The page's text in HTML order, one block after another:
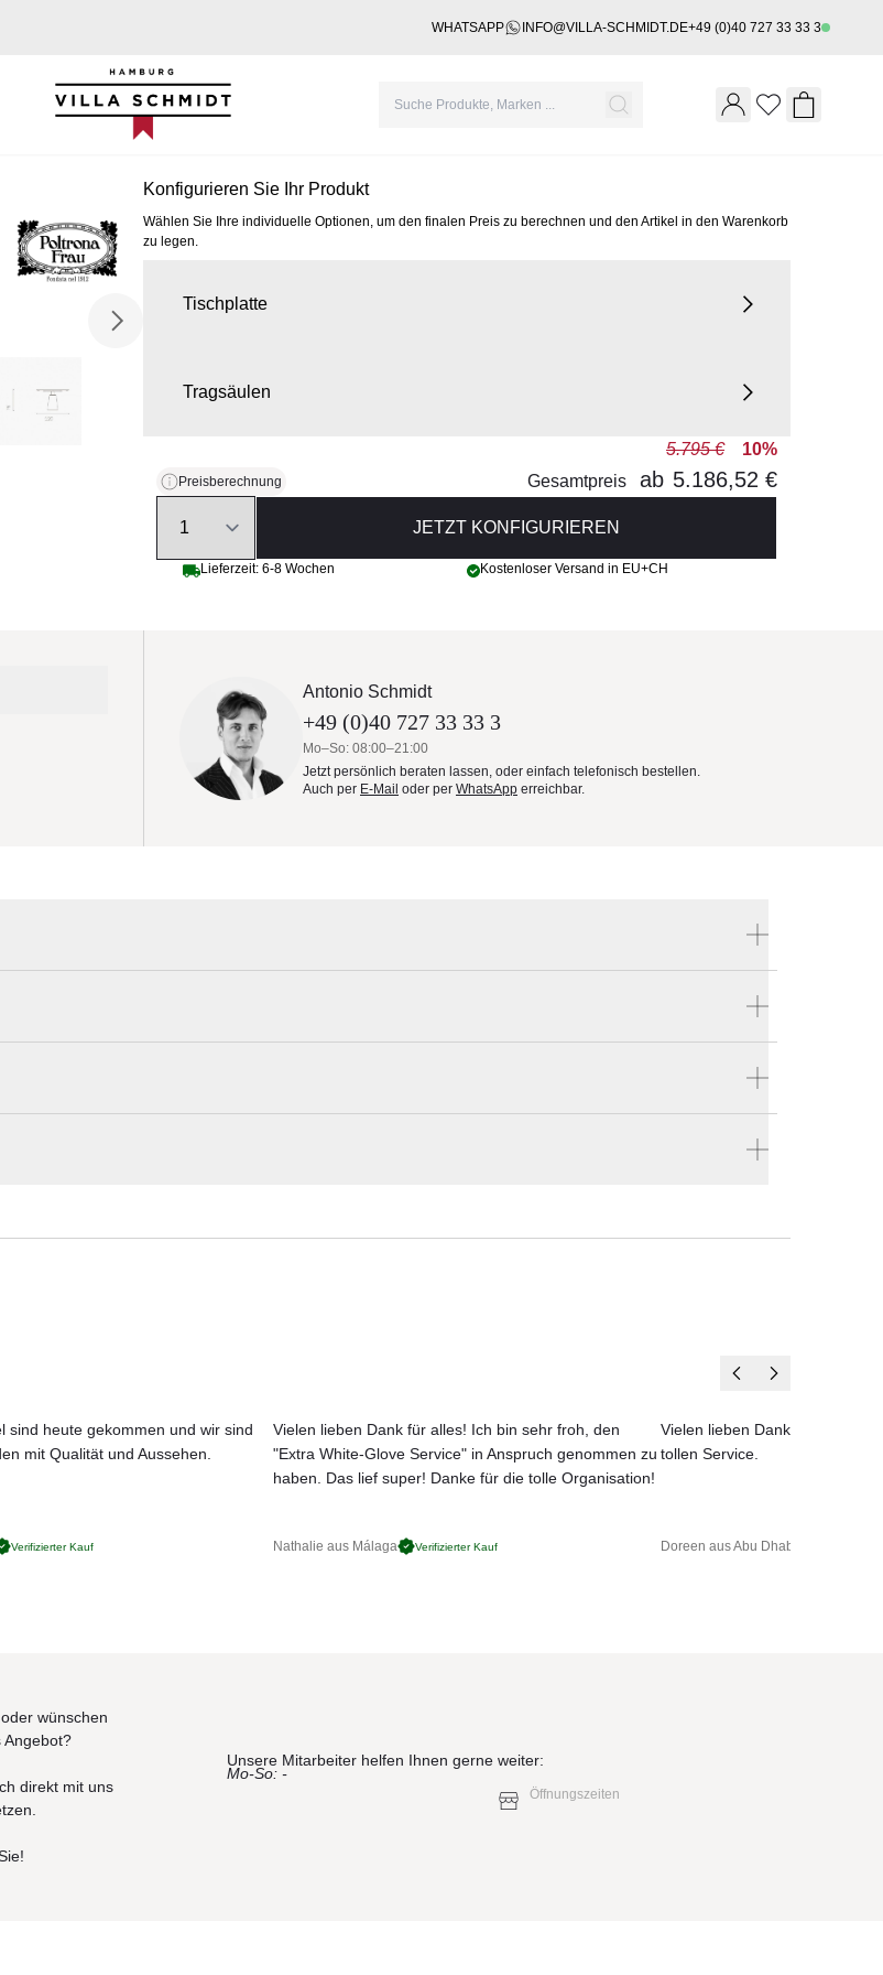
WHATSAPP INFO@VILLA-SCHMIDT.DE+49 (0)40 727 33 33 3
Villa Schmidt
Wishlist
Konfigurieren Sie Ihr Produkt
Wählen Sie Ihre individuelle Optionen, um den finalen Preis zu berechnen und den Artikel in den Warenkorb
zu legen.
Tischplatte
Tragsäulen
Preisberechnung
5.795 €
10%
Gesamtpreis
ab 5.186,52 €
JETZT KONFIGURIEREN
Lieferzeit: 6-8 Wochen Kostenloser Versand in EU+CH
Antonio Schmidt
+49 (0)40 727 33 33 3
Mo–So: 08:00–21:00
Jetzt persönlich beraten lassen, oder einfach telefonisch bestellen.
Auch per E-Mail oder per WhatsApp erreichbar.
der Mesa-Serie und bietet
BESTELLEN
sind heute gekommen und wir sind
mit Qualität und Aussehen.
Verifizierter Kauf
Vielen lieben Dank für alles! Ich bin sehr froh, den
"Extra White-Glove Service" in Anspruch genommen zu
haben. Das lief super! Danke für die tolle Organisation!
Nathalie aus Málaga Verifizierter Kauf
Vielen lieben Dank für das
tollen Service.
Doreen aus Abu Dhabi
wünschen
Angebot?
direkt mit uns
Unsere Mitarbeiter helfen Ihnen gerne weiter:
Mo-So: -
Öffnungszeiten